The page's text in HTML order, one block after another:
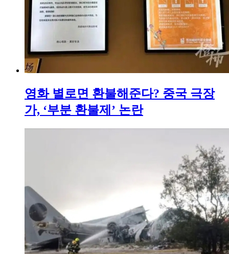
영화 별로면 환불해준다? 중국 극장
가, ‘부분 환불제’ 논란